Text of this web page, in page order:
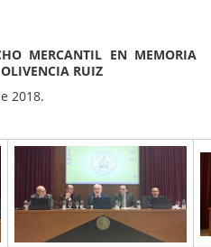
MERCANTIL EN MEMORIA
RUIZ
2018.